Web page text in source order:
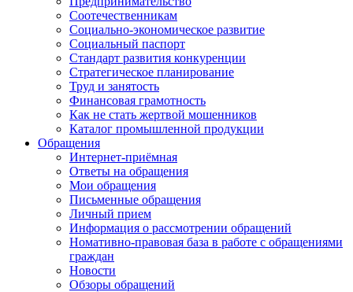
Соотечественникам
Социально-экономическое развитие
Социальный паспорт
Стандарт развития конкуренции
Стратегическое планирование
Труд и занятость
Финансовая грамотность
Как не стать жертвой мошенников
Каталог промышленной продукции
Обращения
Интернет-приёмная
Ответы на обращения
Мои обращения
Письменные обращения
Личный прием
Информация о рассмотрении обращений
Номативно-правовая база в работе с обращениями
граждан
Новости
Обзоры обращений